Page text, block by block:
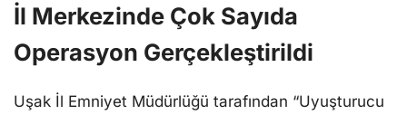
İl Merkezinde Çok Sayıda
Operasyon Gerçekleştirildi
Uşak İl Emniyet Müdürlüğü tarafından “Uyuşturucu